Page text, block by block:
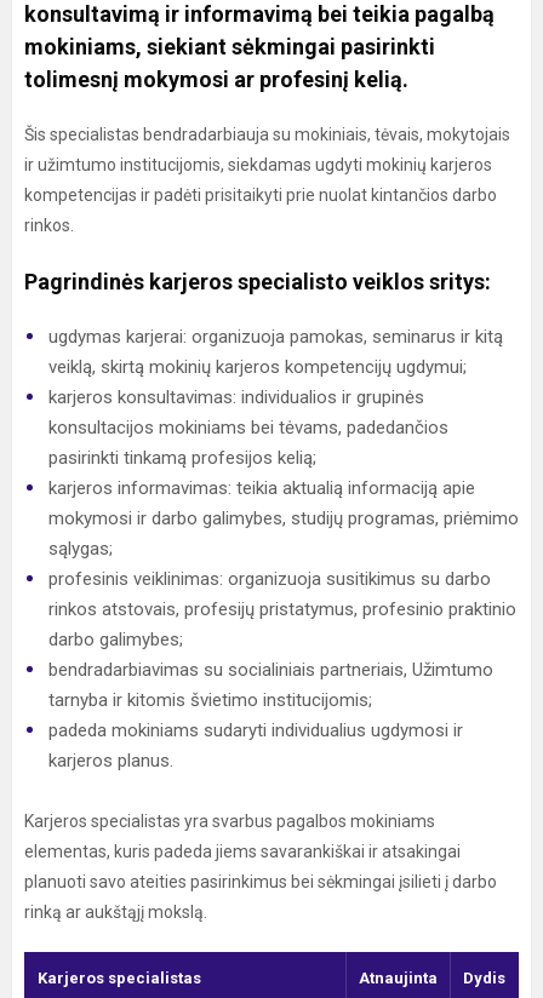
konsultavimą ir informavimą bei teikia pagalbą
mokiniams, siekiant sėkmingai pasirinkti
tolimesnį mokymosi ar profesinį kelią.
Šis specialistas bendradarbiauja su mokiniais, tėvais, mokytojais
ir užimtumo institucijomis, siekdamas ugdyti mokinių karjeros
kompetencijas ir padėti prisitaikyti prie nuolat kintančios darbo
rinkos.
Pagrindinės karjeros specialisto veiklos sritys:
ugdymas karjerai: organizuoja pamokas, seminarus ir kitą
veiklą, skirtą mokinių karjeros kompetencijų ugdymui;
karjeros konsultavimas: individualios ir grupinės
konsultacijos mokiniams bei tėvams, padedančios
pasirinkti tinkamą profesijos kelią;
karjeros informavimas: teikia aktualią informaciją apie
mokymosi ir darbo galimybes, studijų programas, priėmimo
sąlygas;
profesinis veiklinimas: organizuoja susitikimus su darbo
rinkos atstovais, profesijų pristatymus, profesinio praktinio
darbo galimybes;
bendradarbiavimas su socialiniais partneriais, Užimtumo
tarnyba ir kitomis švietimo institucijomis;
padeda mokiniams sudaryti individualius ugdymosi ir
karjeros planus.
Karjeros specialistas yra svarbus pagalbos mokiniams
elementas, kuris padeda jiems savarankiškai ir atsakingai
planuoti savo ateities pasirinkimus bei sėkmingai įsilieti į darbo
rinką ar aukštąjį mokslą.
Karjeros specialistas Atnaujinta Dydis